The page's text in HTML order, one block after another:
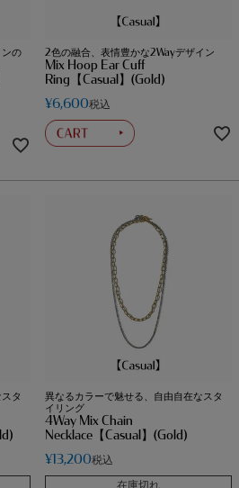
の
2色の融合、表情豊かな2Wayデザイン
Mix Hoop Ear Cuff
Ring【Casual】(Gold)
¥6,600税込
タ
異なるカラーで魅せる、自由自在なスタ
イリング
4Way Mix Chain
Necklace【Casual】(Gold)
¥13,200税込
在庫切れ